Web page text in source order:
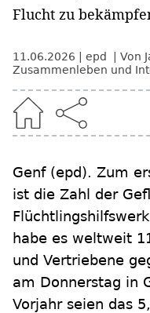
Flucht zu
11.06.2026 epd
Von
Zusammenleben und
Genf (epd). Zum
ist die Zahl der
habe es weltweit
und Vertriebene
am Donnerstag in
Vorjahr seien das